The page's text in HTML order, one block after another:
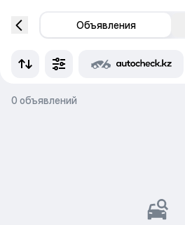
Объявления
0 объявлений